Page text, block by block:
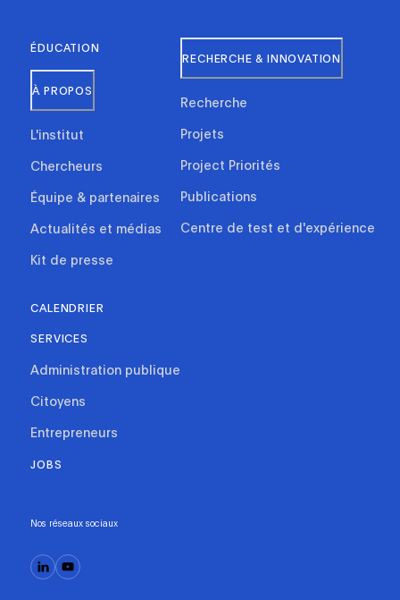
ÉDUCATION
À PROPOS
L'institut
Chercheurs
Équipe & partenaires
Actualités et médias
Kit de presse
RECHERCHE & INNOVATION
Recherche
Projets
Project Priorités
Publications
Centre de test et d'expérience
CALENDRIER
SERVICES
Administration publique
Citoyens
Entrepreneurs
JOBS
Nos réseaux sociaux